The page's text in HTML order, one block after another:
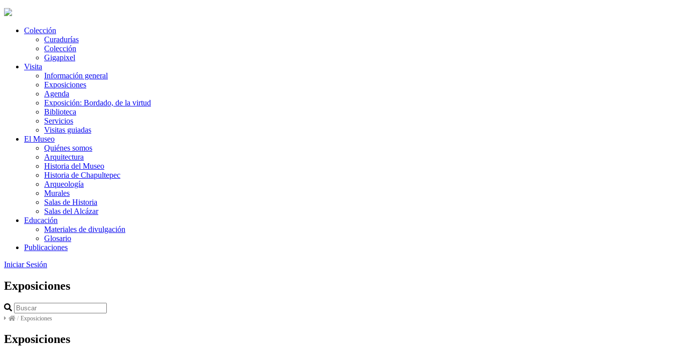
Colección
Curadurías
Colección
Gigapixel
Visita
Información general
Exposiciones
Agenda
Exposición: Bordado, de la virtud
Biblioteca
Servicios
Visitas guiadas
El Museo
Quiénes somos
Arquitectura
Historia del Museo
Historia de Chapultepec
Arqueología
Murales
Salas de Historia
Salas del Alcázar
Educación
Materiales de divulgación
Glosario
Publicaciones
Iniciar Sesión
Exposiciones
/ Exposiciones
Exposiciones